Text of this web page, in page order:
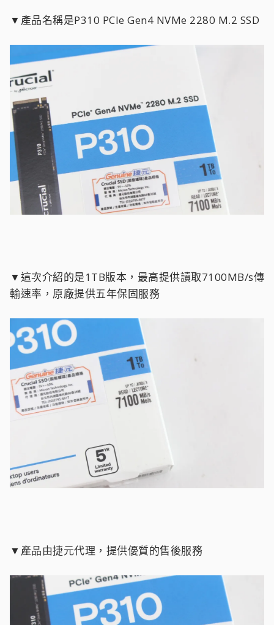
▼產品名稱是P310 PCIe Gen4 NVMe 2280 M.2 SSD
▼這次介紹的是1TB版本，最高提供讀取7100MB/s傳
輸速率，原廠提供五年保固服務
▼產品由捷元代理，提供優質的售後服務